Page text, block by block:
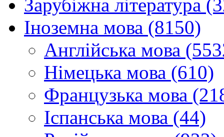
Зарубіжна література
Іноземна мова (8150)
Англійська мова
Німецька мова (610)
Французька мова
Іспанська мова (44)